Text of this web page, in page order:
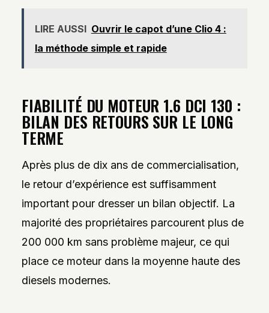
LIRE AUSSI Ouvrir le capot d’une Clio 4 :
la méthode simple et rapide
FIABILITÉ DU MOTEUR 1.6 DCI 130 :
BILAN DES RETOURS SUR LE LONG
TERME
Après plus de dix ans de commercialisation,
le retour d’expérience est suffisamment
important pour dresser un bilan objectif. La
majorité des propriétaires parcourent plus de
200 000 km sans problème majeur, ce qui
place ce moteur dans la moyenne haute des
diesels modernes.